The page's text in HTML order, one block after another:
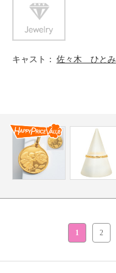
キャスト 佐々木 ひとみ
1 2